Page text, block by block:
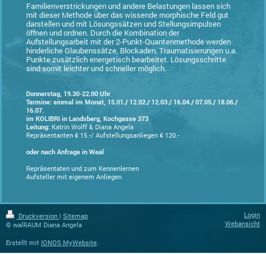
Familienverstrickungen und andere Belastungen lassen sich
mit dieser Methode über das wissende morphische Feld gut
darstellen und mit Lösungssätzen und Stellungsimpulsen
öffnen und ordnen. Durch die Kombination der
Aufstellungsarbeit mit der 2-Punkt-Quantenmethode werden
hinderliche Glaubenssätze, Blockaden, Traumatisierungen u.a.
Punkte zusätzlich energetisch bearbeitet. Lösungsschritte
sind somit leichter und schneller möglich.
Donnerstag, 19.30-22.00 Uhr
Termine: einmal im Monat, 15.01./ 12.02./ 12.03./ 16.04./ 07.05./ 18.06./
16.07.
im KOLIBRI in Landsberg, Kochgasse 373
Leitung: Katrin Wolff & Diana Angela
Repräsentanten € 15.-/ Aufstellungsanliegen € 120.-
oder nach Anfrage in Waal
Repräsentaten und zum Kennenlernen
Aufsteller mit eigenem Anliegen
Druckversion | Sitemap
© walRAUM Diana Angela
Erstellt mit IONOS MyWebsite
Login
Webansicht